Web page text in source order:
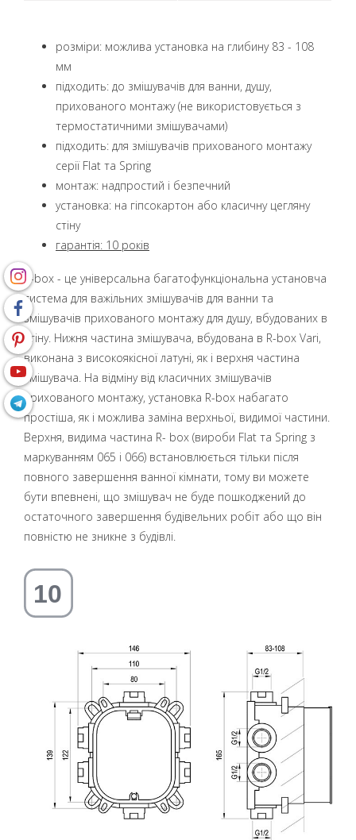
розміри: можлива установка на глибину 83 - 108
мм
підходить: до змішувачів для ванни, душу,
прихованого монтажу (не використовується з
термостатичними змішувачами)
підходить: для змішувачів прихованого монтажу
серії Flat та Spring
монтаж: надпростий і безпечний
установка: на гіпсокартон або класичну цегляну
стіну
гарантія: 10 років
R-box - це універсальна багатофункціональна установча
система для важільних змішувачів для ванни та
змішувачів прихованого монтажу для душу, вбудованих в
стіну. Нижня частина змішувача, вбудована в R-box Vari,
виконана з високоякісної латуні, як і верхня частина
змішувача. На відміну від класичних змішувачів
прихованого монтажу, установка R-box набагато
простіша, як і можлива заміна верхньої, видимої частини.
Верхня, видима частина R- box (вироби Flat та Spring з
маркуванням 065 і 066) встановлюється тільки після
повного завершення ванної кімнати, тому ви можете
бути впевнені, що змішувач не буде пошкоджений до
остаточного завершення будівельних робіт або що він
повністю не зникне з будівлі.